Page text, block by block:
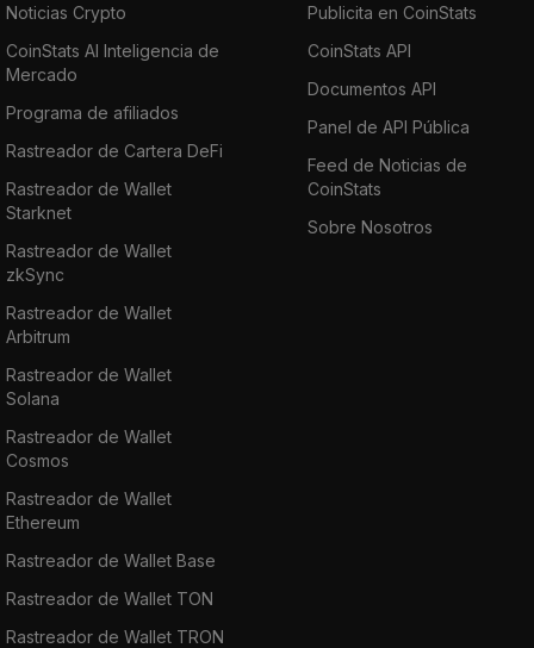
Noticias Crypto
CoinStats AI Inteligencia de
Mercado
Programa de afiliados
Rastreador de Cartera DeFi
Rastreador de Wallet
Starknet
Rastreador de Wallet
zkSync
Rastreador de Wallet
Arbitrum
Rastreador de Wallet
Solana
Rastreador de Wallet
Cosmos
Rastreador de Wallet
Ethereum
Rastreador de Wallet Base
Rastreador de Wallet TON
Rastreador de Wallet TRON
Publicita en CoinStats
CoinStats API
Documentos API
Panel de API Pública
Feed de Noticias de
CoinStats
Sobre Nosotros